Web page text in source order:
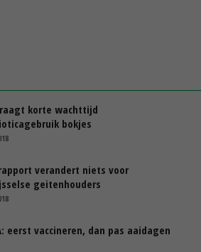
korte wachttijd
bokjes
verandert niets voor
geitenhouders
eerst vaccineren, dan pas aaidagen